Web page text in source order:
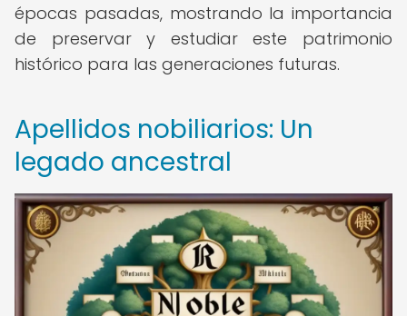
épocas pasadas, mostrando la importancia
de preservar y estudiar este patrimonio
histórico para las generaciones futuras.
Apellidos nobiliarios: Un
legado ancestral